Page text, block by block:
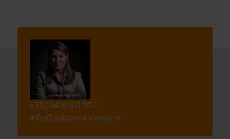
+31(0)418 511 972
info@joboworkwear.nl